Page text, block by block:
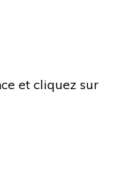
et cliquez sur